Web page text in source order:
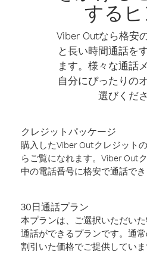
するヒ
Viber Outなら格安
と長い時間通話を
ます。様々な通話
自分にぴったりの
選びくださ
クレジットパッケージ
購入したViber Outクレジット
らご覧になれます。Viber Out
中の電話番号に格安で通話でき
30日通話プラン
本プランは、ご選択いただい
通話ができるプランです。通
割引いた価格でご提供していま